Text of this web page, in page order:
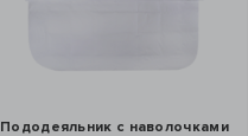
Пододеяльник с наволочками